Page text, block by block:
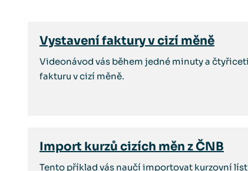
Vystavení faktury v cizí měně
Videonávod vás během jedné minuty a
fakturu v cizí měně.
Import kurzů cizích měn z ČNB
Tento příklad vás naučí importovat kurzovní